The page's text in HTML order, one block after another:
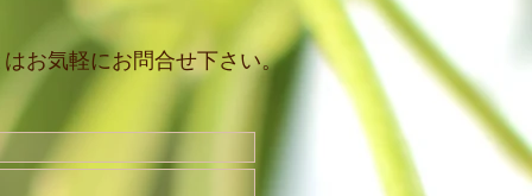
お気軽にお問合せ下さい。